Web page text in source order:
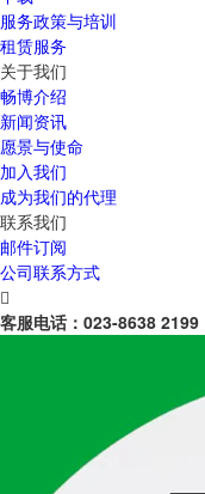
服务政策与培训
租赁服务
关于我们
畅博介绍
新闻资讯
愿景与使命
加入我们
成为我们的代理
联系我们
邮件订阅
公司联系方式

客服电话： 023-8638 2199